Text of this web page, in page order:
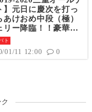
】元日に慶次を打っ
あけおめ中段（極）
リー降臨！！豪華メ
ーへ挨拶回りをしな
期待値を稼いだ結
北斗天昇でも完
ト
01/11 12:00 0